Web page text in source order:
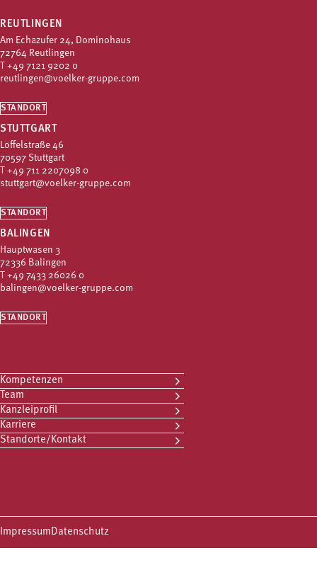
REUTLINGEN
Am Echazufer 24, Dominohaus
72764 Reutlingen
T +49 7121 9202 0
reutlingen@voelker-gruppe.com
STANDORT
STUTTGART
Löffelstraße 46
70597 Stuttgart
T +49 711 2207098 0
stuttgart@voelker-gruppe.com
STANDORT
BALINGEN
Hauptwasen 3
72336 Balingen
T +49 7433 26026 0
balingen@voelker-gruppe.com
STANDORT
Kompetenzen
Team
Kanzleiprofil
Karriere
Standorte/Kontakt
ImpressumDatenschutz